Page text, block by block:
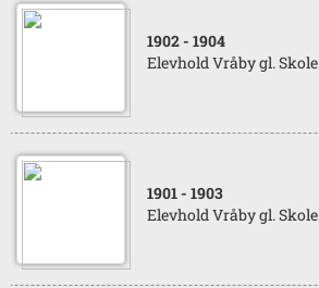
1902 - 1904
Elevhold Vråby gl. Skole
1901 - 1903
Elevhold Vråby gl. Skole